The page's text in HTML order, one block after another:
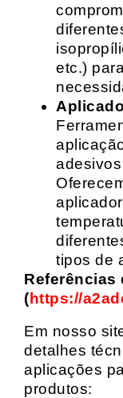
etc.)
tipos de
Referências
(https://
Em nosso
detalhes
aplicações
produtos: